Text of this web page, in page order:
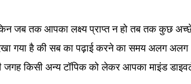
जब तक आपका लक्ष्य प्राप्त न हो तब तक कुछ
गया है की सब का पढ़ाई करने का समय अलग अलग
किसी अन्य टॉपिक को लेकर आपका माइंड